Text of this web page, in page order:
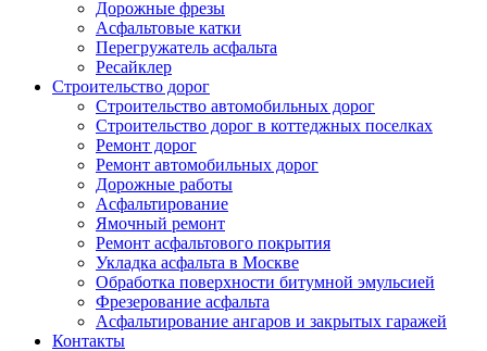
Дорожные фрезы
Асфальтовые катки
Перегружатель асфальта
Ресайклер
Строительство дорог
Строительство автомобильных дорог
Строительство дорог в коттеджных поселках
Ремонт дорог
Ремонт автомобильных дорог
Дорожные работы
Асфальтирование
Ямочный ремонт
Ремонт асфальтового покрытия
Укладка асфальта в Москве
Обработка поверхности битумной эмульсией
Фрезерование асфальта
Асфальтирование ангаров и закрытых гаражей
Контакты